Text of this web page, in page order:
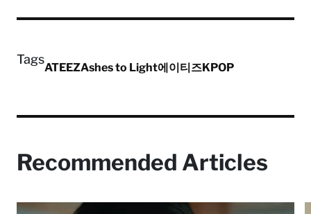
Tags
ATEEZAshes to Light에이티즈KPOP
Recommended Articles